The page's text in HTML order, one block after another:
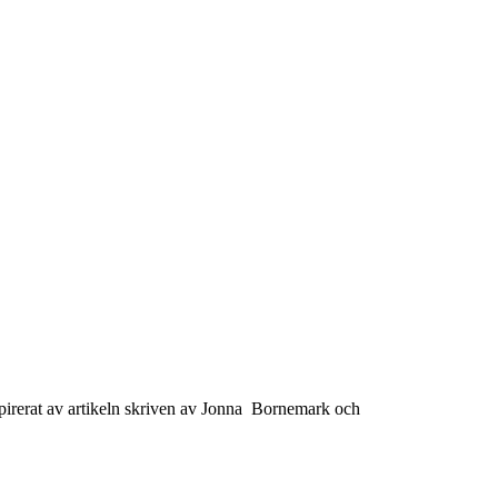
av artikeln skriven av Jonna Bornemark och